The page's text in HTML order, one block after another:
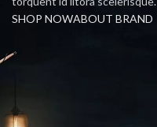
SHOP NOWABOUT BRAND